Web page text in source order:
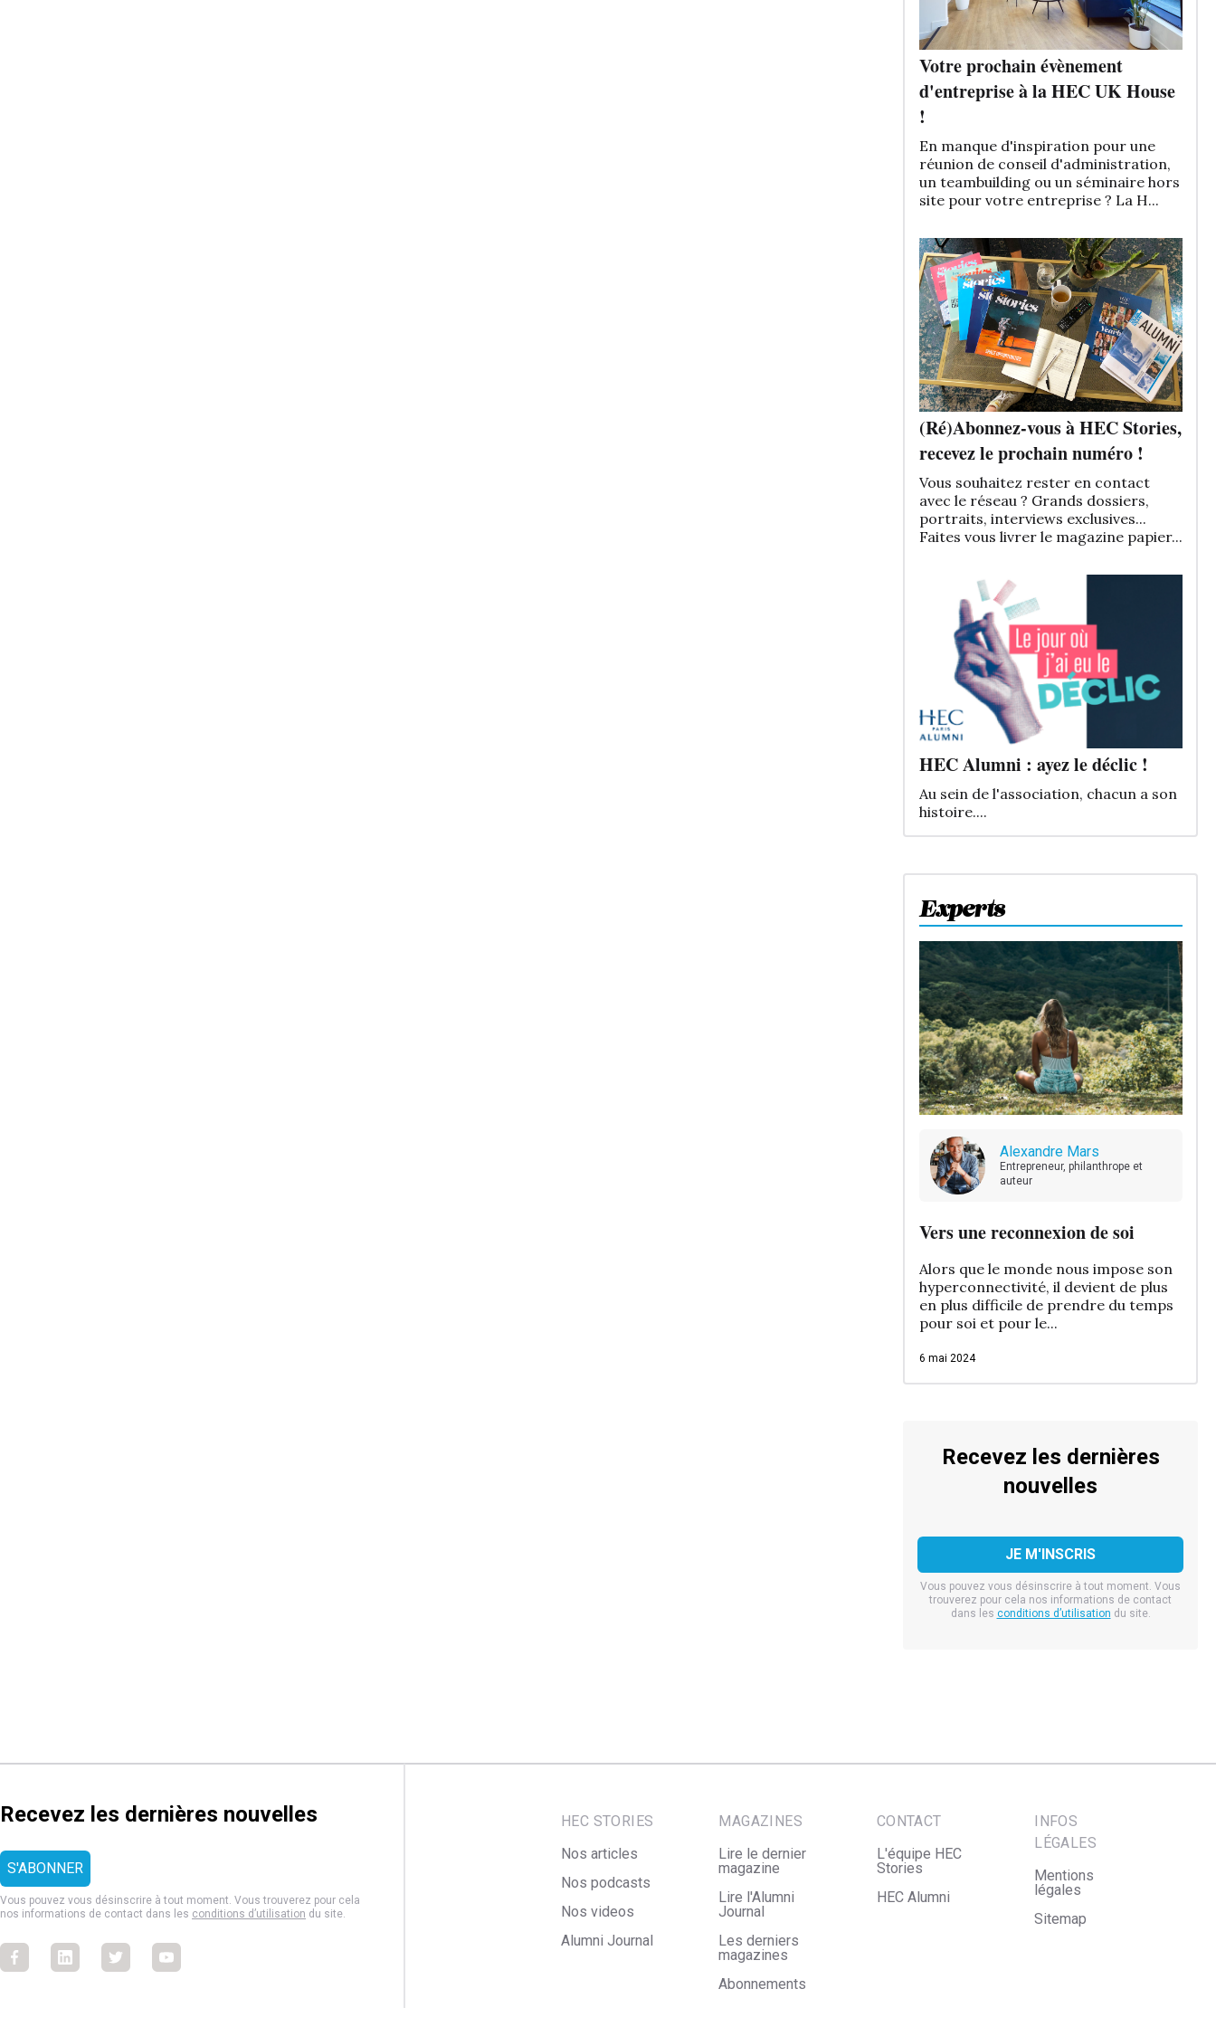
Experts
Alexandre Mars
Entrepreneur, philanthrope et
auteur
Vers une reconnexion de soi
Alors que le monde nous impose son
hyperconnectivité, il devient de plus
en plus difficile de prendre du temps
pour soi et pour le...
6 mai 2024
Recevez les dernières
nouvelles
Vous pouvez vous désinscrire à tout moment. Vous
trouverez pour cela nos informations de contact
dans les conditions d’utilisation du site.
Votre prochain évènement
d'entreprise à la HEC UK House
!
En manque d'inspiration pour une
réunion de conseil d'administration,
un teambuilding ou un séminaire hors
site pour votre entreprise ? La H...
(Ré)Abonnez-vous à HEC Stories,
recevez le prochain numéro !
Vous souhaitez rester en contact
avec le réseau ? Grands dossiers,
portraits, interviews exclusives...
Faites vous livrer le magazine papier...
HEC Alumni : ayez le déclic !
Au sein de l'association, chacun a son
histoire....
Recevez les dernières nouvelles
Vous pouvez vous désinscrire à tout moment. Vous trouverez pour cela
nos informations de contact dans les conditions d’utilisation du site.
FacebookFacebookFacebookFacebook
HEC STORIES
Nos articles
Nos podcasts
Nos videos
Alumni Journal
MAGAZINES
Lire le dernier
magazine
Lire l'Alumni
Journal
Les derniers
magazines
Abonnements
CONTACT
L'équipe HEC
Stories
HEC Alumni
INFOS
LÉGALES
Mentions
légales
Sitemap